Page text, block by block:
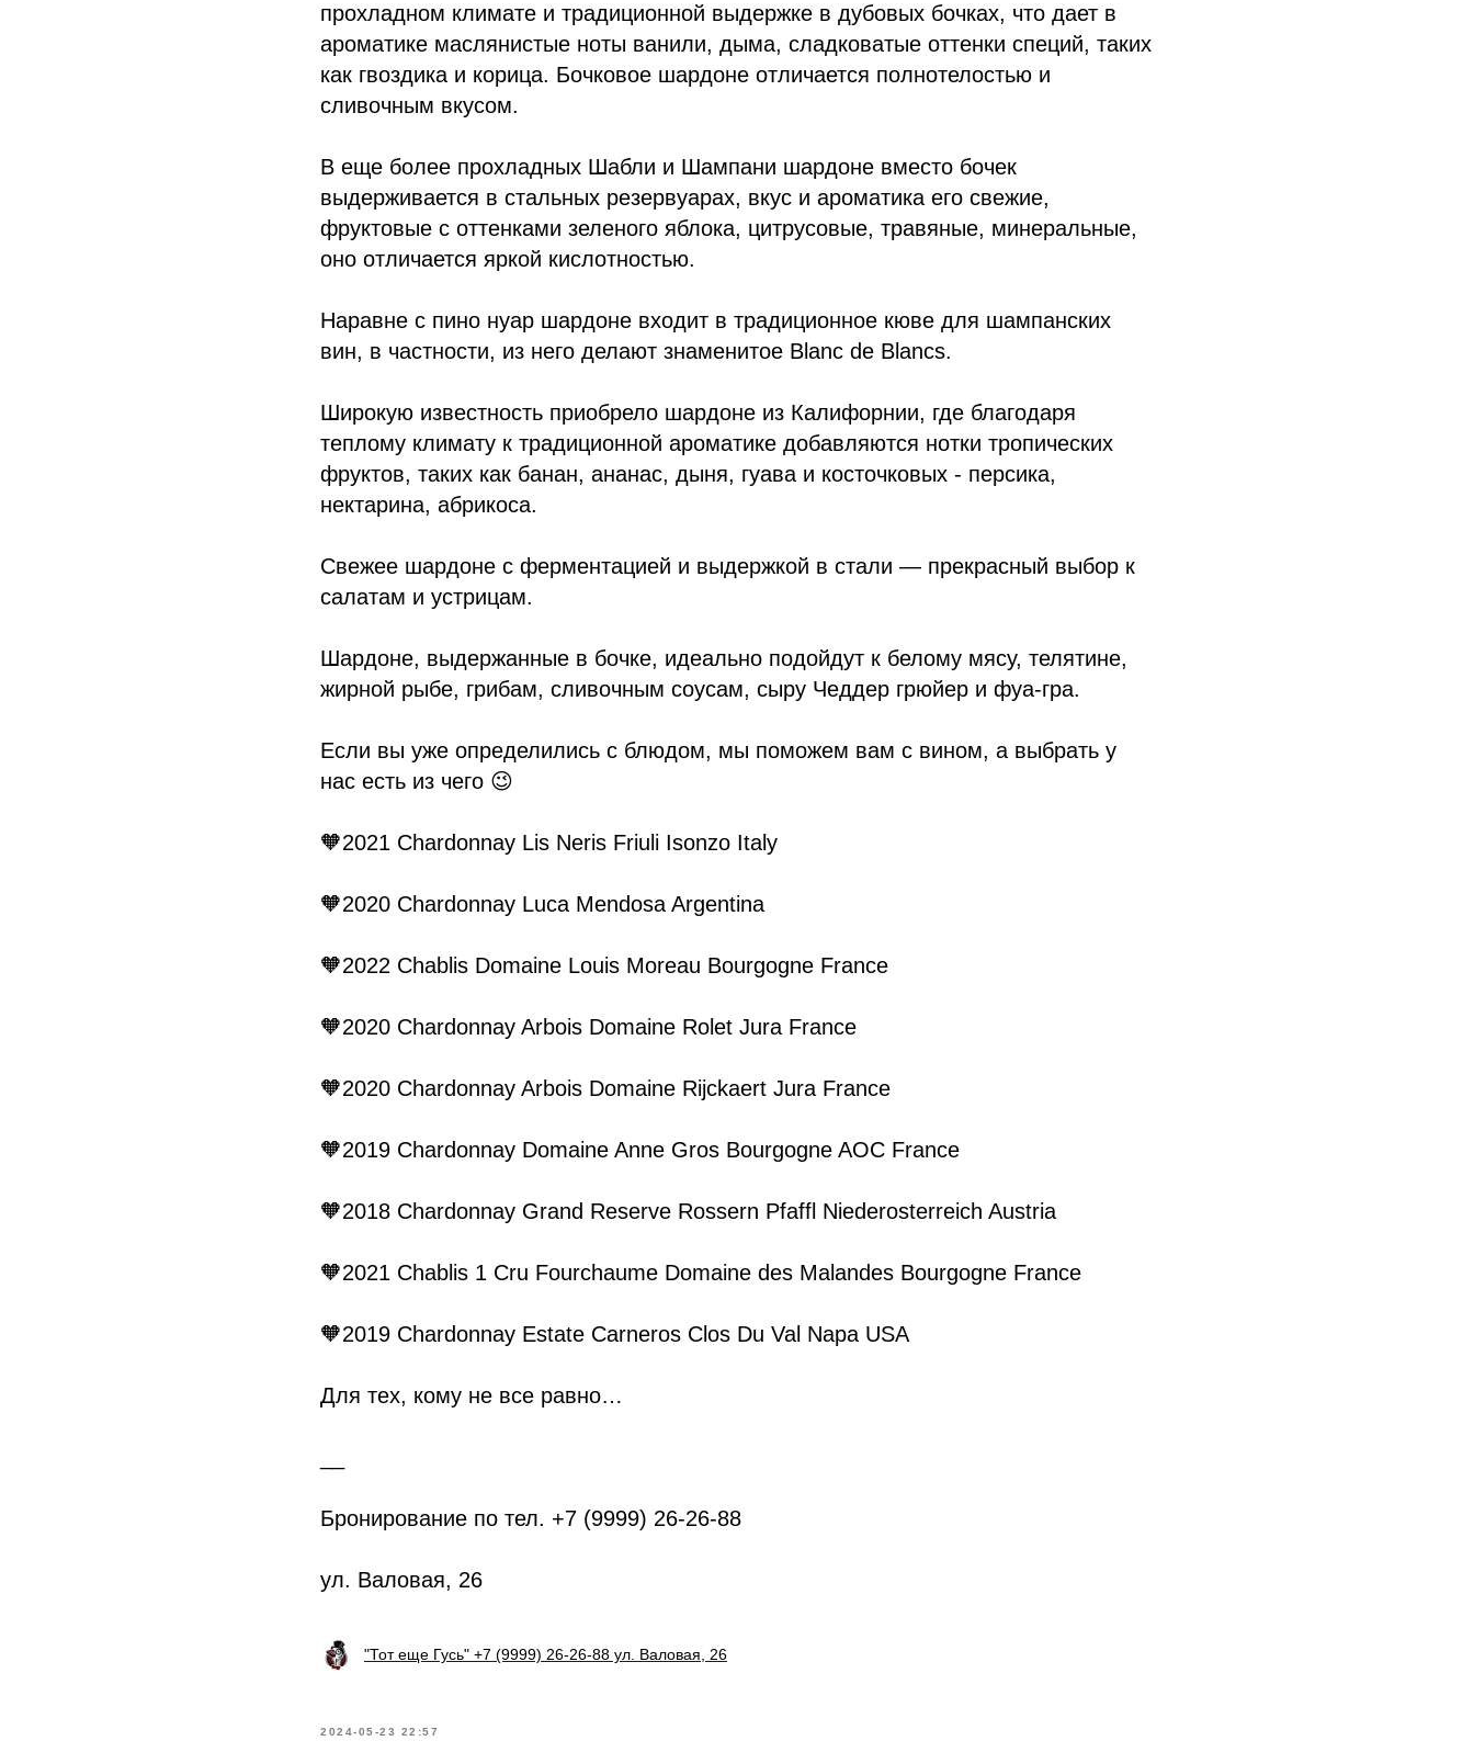
прохладном климате и традиционной выдержке в дубовых бочках, что дает в
ароматике маслянистые ноты ванили, дыма, сладковатые оттенки специй, таких
как гвоздика и корица. Бочковое шардоне отличается полнотелостью и
сливочным вкусом.
В еще более прохладных Шабли и Шампани шардоне вместо бочек
выдерживается в стальных резервуарах, вкус и ароматика его свежие,
фруктовые с оттенками зеленого яблока, цитрусовые, травяные, минеральные,
оно отличается яркой кислотностью.
Наравне с пино нуар шардоне входит в традиционное кюве для шампанских
вин, в частности, из него делают знаменитое Blanc de Blancs.
Широкую известность приобрело шардоне из Калифорнии, где благодаря
теплому климату к традиционной ароматике добавляются нотки тропических
фруктов, таких как банан, ананас, дыня, гуава и косточковых - персика,
нектарина, абрикоса.
Свежее шардоне с ферментацией и выдержкой в стали — прекрасный выбор к
салатам и устрицам.
Шардоне, выдержанные в бочке, идеально подойдут к белому мясу, телятине,
жирной рыбе, грибам, сливочным соусам, сыру Чеддер грюйер и фуа-гра.
Если вы уже определились с блюдом, мы поможем вам с вином, а выбрать у
нас есть из чего 😉
🧡2021 Chardonnay Lis Neris Friuli Isonzo Italy
🧡2020 Chardonnay Luca Mendosa Argentina
🧡2022 Chablis Domaine Louis Moreau Bourgogne France
🧡2020 Chardonnay Arbois Domaine Rolet Jura France
🧡2020 Chardonnay Arbois Domaine Rijckaert Jura France
🧡2019 Chardonnay Domaine Anne Gros Bourgogne AOC France
🧡2018 Chardonnay Grand Reserve Rossern Pfaffl Niederosterreich Austria
🧡2021 Chablis 1 Cru Fourchaume Domaine des Malandes Bourgogne France
🧡2019 Chardonnay Estate Carneros Clos Du Val Napa USA
Для тех, кому не все равно…
Бронирование по тел. +7 (9999) 26-26-88
ул. Валовая, 26
"Тот еще Гусь" +7 (9999) 26-26-88 ул. Валовая, 26
2024-05-23 22:57